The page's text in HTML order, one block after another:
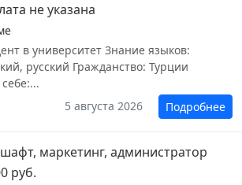
не указана
в университет Знание языков:
русский Гражданство: Турции
5 августа 2026
Подробнее
маркетинг, администратор
руб.